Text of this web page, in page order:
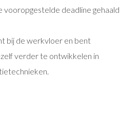
vooropgestelde deadline gehaald
bij de werkvloer en bent
verder te ontwikkelen in